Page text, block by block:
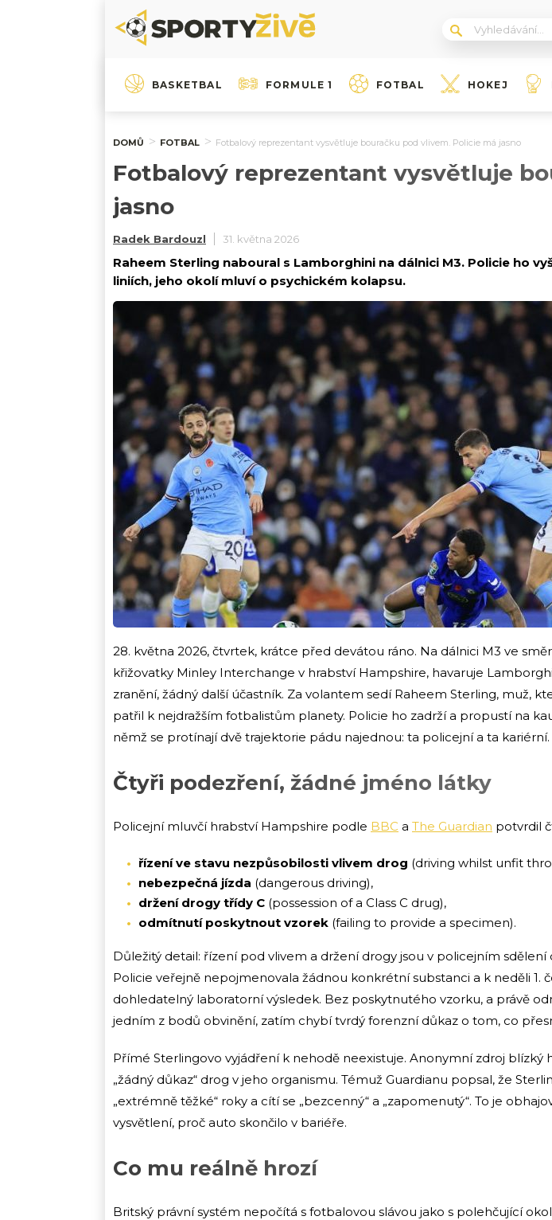
BASKETBAL FORMULE 1 FOTBAL HOKEJ
DOMŮ FOTBAL Fotbalový reprezentant vysvětluje bouračku pod vlivem. Policie má jasno
Fotbalový reprezentant vysvětluje
jasno
Radek Bardouzl 31. května 2026
Raheem Sterling naboural s Lamborghini na dálnici M3. Policie ho
liniích, jeho okolí mluví o psychickém kolapsu.
28. května 2026, čtvrtek, krátce před devátou ráno. Na dálnici M3 ve
křižovatky Minley Interchange v hrabství Hampshire, havaruje
zranění, žádný další účastník. Za volantem sedí Raheem Sterling, muž,
patřil k nejdražším fotbalistům planety. Policie ho zadrží a propustí na
němž se protínají dvě trajektorie pádu najednou: ta policejní a ta kariérní.
Čtyři podezření, žádné jméno látky
Policejní mluvčí hrabství Hampshire podle BBC a The Guardian potvrdil
řízení ve stavu nezpůsobilosti vlivem drog (driving whilst unfit
nebezpečná jízda (dangerous driving),
držení drogy třídy C (possession of a Class C drug),
odmítnutí poskytnout vzorek (failing to provide a specimen).
Důležitý detail: řízení pod vlivem a držení drogy jsou v policejním sdělení
Policie veřejně nepojmenovala žádnou konkrétní substanci a k neděli 1.
dohledatelný laboratorní výsledek. Bez poskytnutého vzorku, a právě
jedním z bodů obvinění, zatím chybí tvrdý forenzní důkaz o tom, co
Přímé Sterlingovo vyjádření k nehodě neexistuje. Anonymní zdroj blízký
„žádný důkaz“ drog v jeho organismu. Témuž Guardianu popsal, že
„extrémně těžké“ roky a cítí se „bezcenný“ a „zapomenutý“. To je
vysvětlení, proč auto skončilo v bariéře.
Co mu reálně hrozí
Britský právní systém nepočítá s fotbalovou slávou jako s polehčující